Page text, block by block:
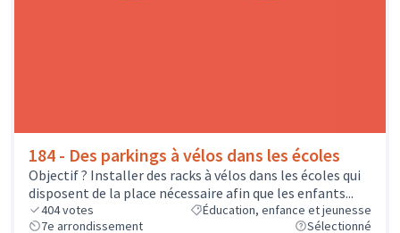
184 - Des parkings à vélos dans les écoles
Objectif ? Installer des racks à vélos dans les écoles qui
disposent de la place nécessaire afin que les enfants...
404votes
Éducation, enfance et jeunesse
7e arrondissement
Sélectionné